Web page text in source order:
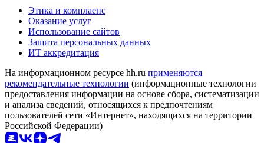
Этика и комплаенс
Оказание услуг
Использование сайтов
Защита персональных данных
ИТ аккредитация
На информационном ресурсе hh.ru применяются
рекомендательные технологии (информационные технологии
предоставления информации на основе сбора, систематизации
и анализа сведений, относящихся к предпочтениям
пользователей сети «Интернет», находящихся на территории
Российской Федерации)